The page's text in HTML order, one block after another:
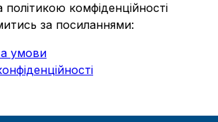
комфіденційності
за посиланнями:
умови